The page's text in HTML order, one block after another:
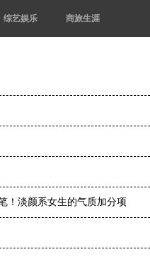
综艺娱乐 商旅生涯
！淡颜系女生的气质加分项